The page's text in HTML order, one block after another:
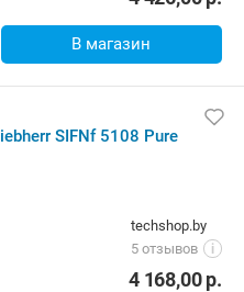
В магазин
SIFNf 5108 Pure
techshop.by
5 отзывов
i
4 168,00р.